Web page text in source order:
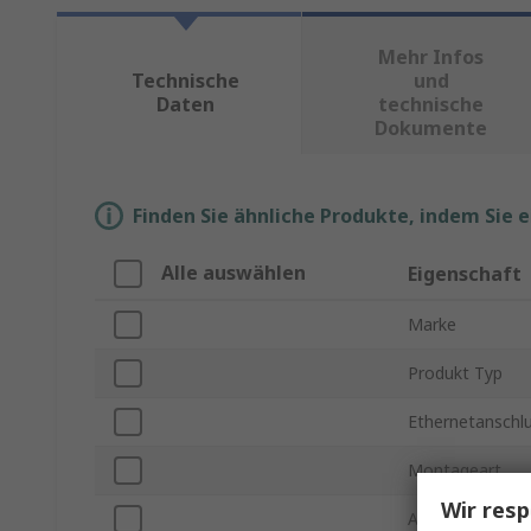
Technische
Daten
Mehr Infos
und
technische
Dokumente
Finden Sie ähnliche Produkte, indem
Alle auswählen Eigenschaft
Marke
Produkt Typ
Montageart
Anzahl der
Wir